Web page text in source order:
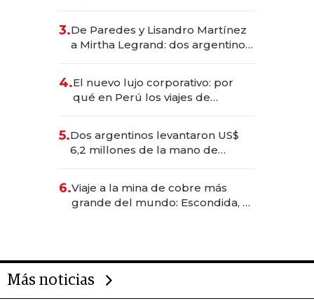
las marcas "fast premium"
3.De Paredes y Lisandro Martínez
a Mirtha Legrand: dos argentinos
4.El nuevo lujo corporativo: por
qué en Perú los viajes de
para convertirse en experiencias
transformadoras
5.Dos argentinos levantaron US$
6,2 millones de la mano de
6.Viaje a la mina de cobre más
grande del mundo: Escondida, el
Más noticias